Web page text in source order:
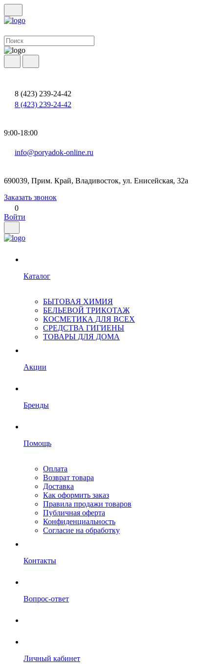
8 (423) 239-24-42
8 (423) 239-24-42
9:00-18:00
info@poryadok-online.ru
690039, Прим. Край, Владивосток, ул. Енисейская, 32а
Заказать звонок
0
Войти
Каталог
БЫТОВАЯ ХИМИЯ
БЕЛЬЕВОЙ ТРИКОТАЖ
КОСМЕТИКА ДЛЯ ВСЕХ
СРЕДСТВА ГИГИЕНЫ
ТОВАРЫ ДЛЯ ДОМА
Акции
Бренды
Помощь
Оплата
Возврат товара
Доставка
Как оформить заказ
Правила продажи товаров
Публичная оферта
Конфиденциальность
Согласие на обработку
Контакты
Вопрос-ответ
Личный кабинет